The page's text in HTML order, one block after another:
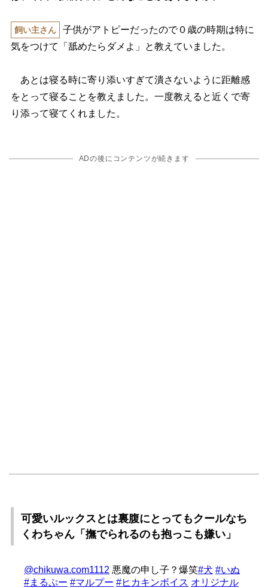
飼い主さん
子供がアトピーだったので０歳の時期は特に
気をつけて「舐めたらダメよ」と教えていました。
あとは寝る時に寄り添いすぎて潰さないように距離感
をとって寝ることを教えました。一度教えると近くで寄
り添って寝てくれました。
ADの後にコンテンツが続きます
可愛いルックスとは裏腹にとってもクールなち
くわちゃん「撫でられるのも抱っこも嫌い」
@chikuwa.com1112 悪魔の申し子？爆笑#犬 #いぬ
#まるぷー #マルプー #ヒカキンボイス オリジナル